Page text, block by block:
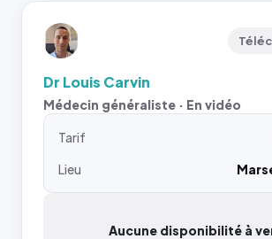
Dr Louis Carvin
Médecin généraliste · En vidéo
Tarif
Lieu
Aucune disponibilité à